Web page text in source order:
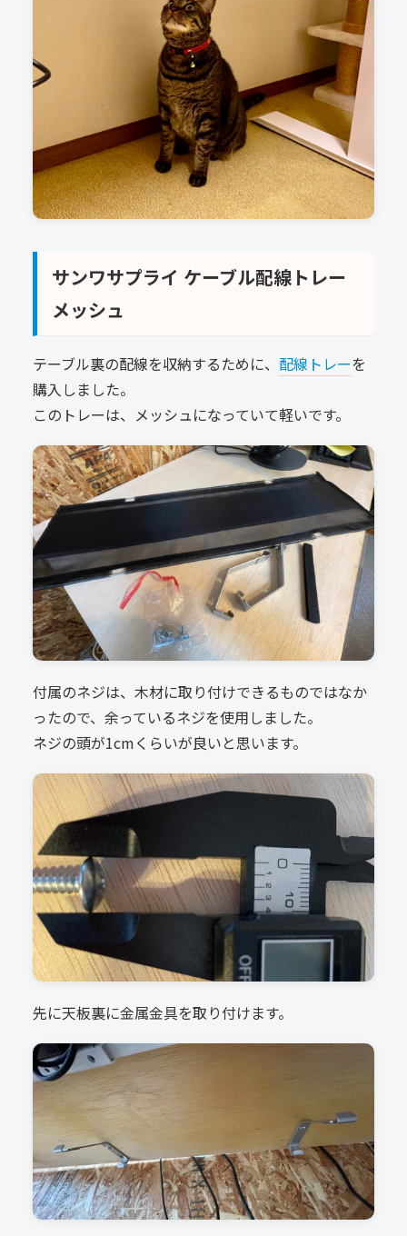
サンワサプライ ケーブル配線トレー
メッシュ
テーブル裏の配線を収納するために、 配線トレーを
購入しました。
このトレーは、メッシュになっていて軽いです。
付属のネジは、木材に取り付けできるものではなか
ったので、余っているネジを使用しました。
ネジの頭が1cmくらいが良いと思います。
先に天板裏に金属金具を取り付けます。